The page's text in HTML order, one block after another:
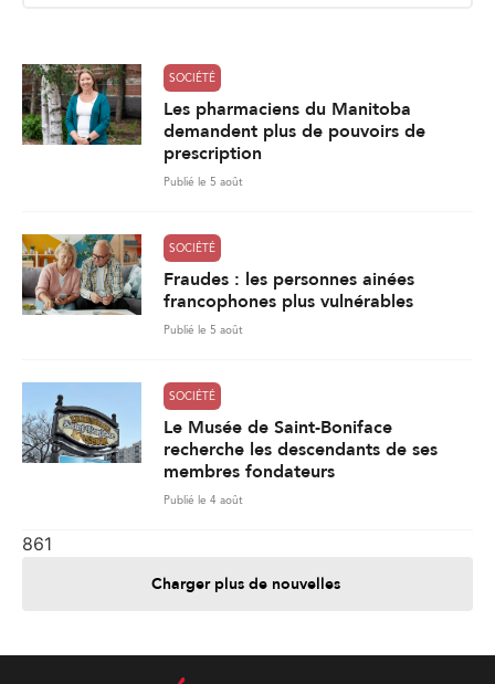
SOCIÉTÉ
Les pharmaciens du Manitoba
demandent plus de pouvoirs de
prescription
Publié le 5 août
SOCIÉTÉ
Fraudes : les personnes ainées
francophones plus vulnérables
Publié le 5 août
SOCIÉTÉ
Le Musée de Saint-Boniface
recherche les descendants de ses
membres fondateurs
Publié le 4 août
861
Charger plus de nouvelles